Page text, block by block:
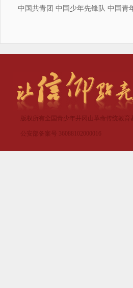
中国共青团 中国少年先锋队 中国青
版权所有全国青少年井冈山革命传统教
公安部备案号 36088102000016